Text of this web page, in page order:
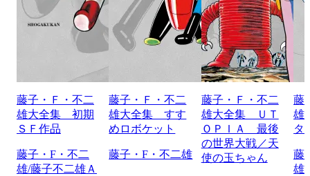
藤子・Ｆ・不二
雄大全集 初期
ＳＦ作品
藤子・F・不二
雄/藤子不二雄Ａ
藤子・Ｆ・不二
雄大全集 すす
めロボケット
藤子・F・不二雄
藤子・Ｆ・不二
雄大全集 ＵＴ
ＯＰＩＡ 最後
の世界大戦／天
使の玉ちゃん
藤
雄
タ
藤
雄/